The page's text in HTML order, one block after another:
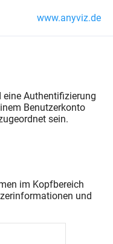
www.anyviz.de
eine Authentifizierung
Benutzerkonto
sein.
im Kopfbereich
und